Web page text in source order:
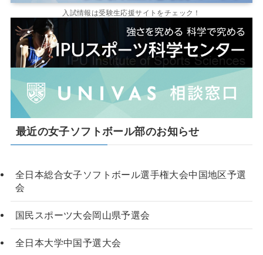
入試情報は受験生応援サイトをチェック！
最近の女子ソフトボール部のお知らせ
全日本総合女子ソフトボール選手権大会中国地区予選
会
国民スポーツ大会岡山県予選会
全日本大学中国予選大会